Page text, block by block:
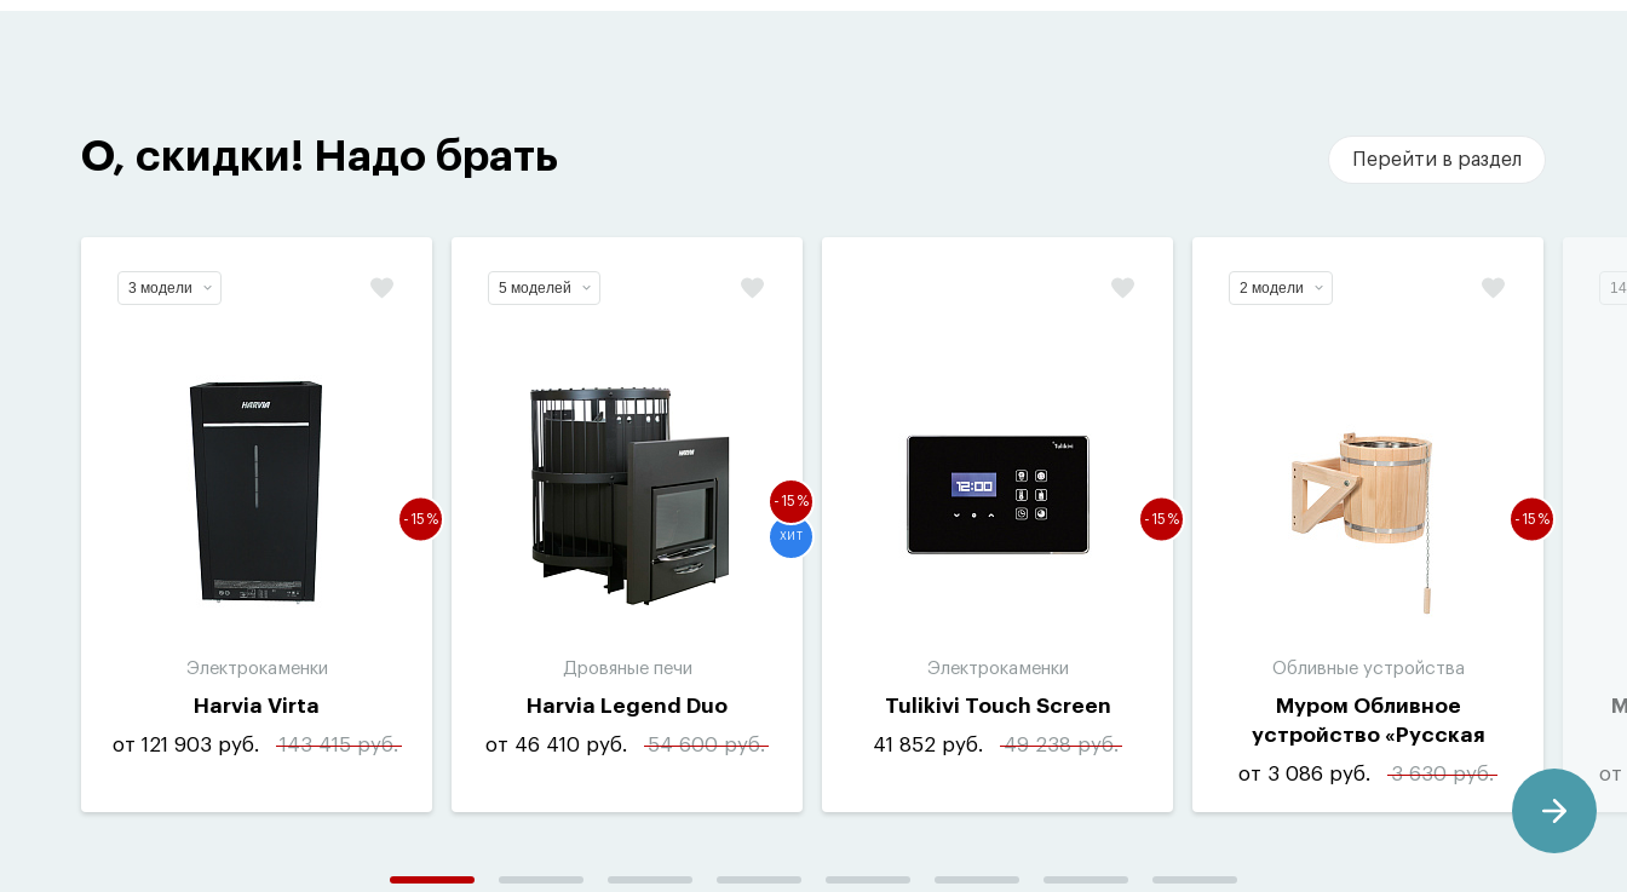
О, скидки! Надо брать Перейти в раздел
3 модели
-15%
Электрокаменки
Harvia Virta
от 121 903 руб.
143 415 руб.
5 моделей
-15%
ХИТ
Дровяные печи
Harvia Legend Duo
от 46 410 руб.
54 600 руб.
-15%
Электрокаменки
Tulikivi Touch Screen
41 852 руб.
49 238 руб.
2 модели
-15%
Обливные устройства
Муром Обливное
устройство « Русская
забава»
от 3 086 руб. 3 630 руб. от